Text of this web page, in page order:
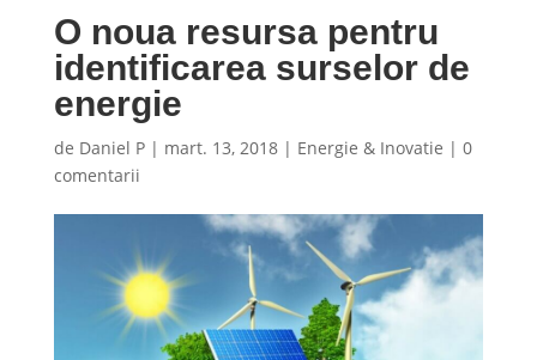
O noua resursa pentru
identificarea surselor de
energie
de Daniel P| mart. 13, 2018| Energie & Inovatie | 0
comentarii